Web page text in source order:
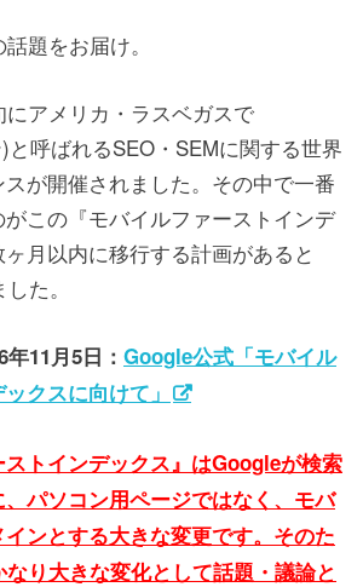
題をお届け。
アメリカ・ラスベガスで
と呼ばれるSEO・SEMに関する世界
が開催されました。その中で一番
この『モバイルファーストインデ
月以内に移行する計画があると
た。
年11月5日： Google公式「モバイル
クスに向けて」
ストインデックス』はGoogleが検索
パソコン用ページではなく、モバ
ンとする大きな変更です。そのた
り大きな変化として話題・議論と